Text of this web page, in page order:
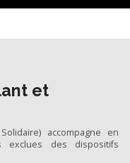
et
accompagne en
exclues des dispositifs